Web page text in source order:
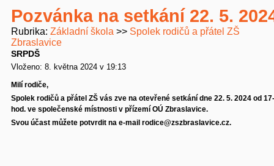
Pozvánka na setkání 22. 5.
Rubrika Základní škola
Spolek rodičů a přátel ZŠ
Zbraslavice
SRPDŠ
Vloženo: 8. května 2024 v 19:13
Milí rodiče,
Spolek rodičů a přátel ZŠ vás zve na otevřené setkání dne 22. 5. 2024 od
hod. ve společenské místnosti v přízemí OÚ Zbraslavice.
Svou účast můžete potvrdit na e-mail rodice@zszbraslavice.cz.